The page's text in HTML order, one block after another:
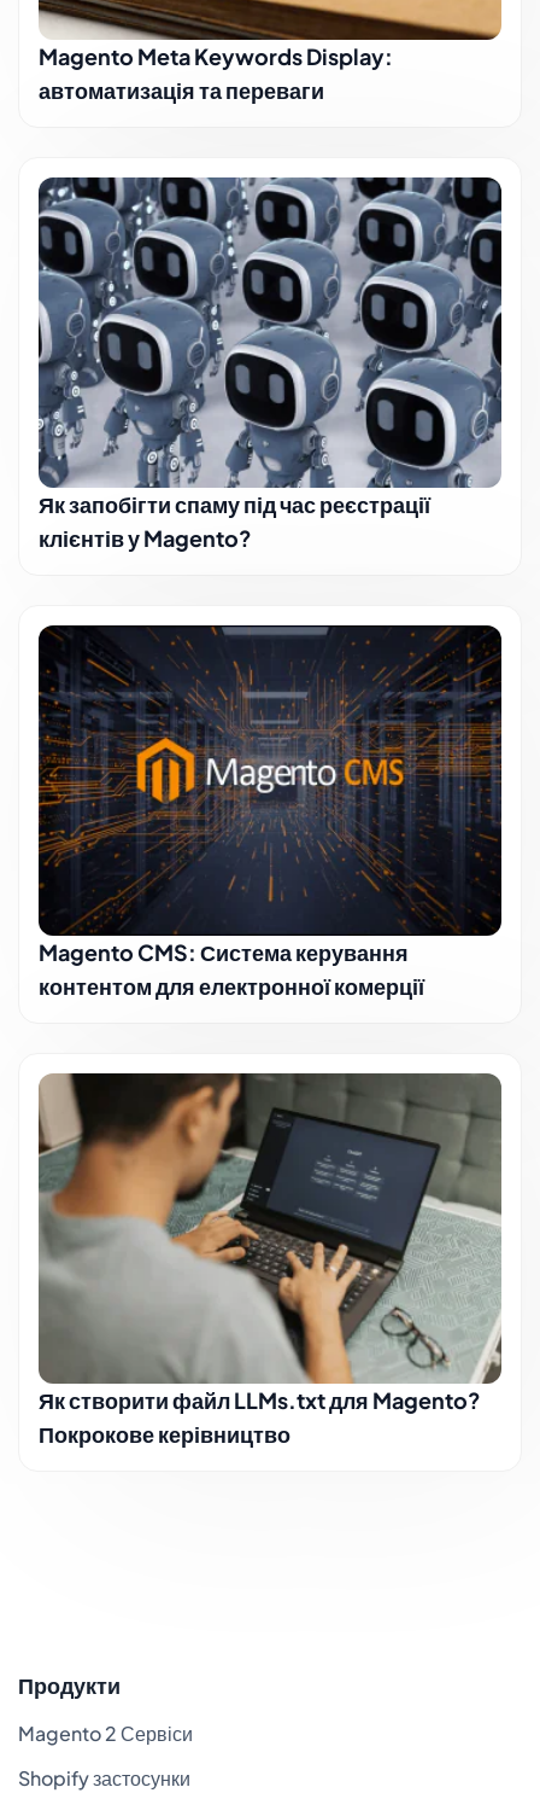
Magento Meta Keywords Display:
автоматизація та переваги
Як запобігти спаму під час реєстрації
клієнтів у Magento?
Magento CMS: Система керування
контентом для електронної комерції
Як створити файл LLMs.txt для Magento?
Покрокове керівництво
Продукти
Magento 2 Сервіси
Shopify застосунки